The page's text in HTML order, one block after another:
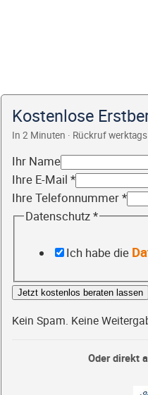
Kostenlose
In 2 Minuten · Rückruf
Ihr Name
Ihre E-Mail *
Ihre Telefonnummer*
Datenschutz*
Ich habe die
Jetzt kostenlos beraten lassen
Kein Spam. Keine
Oder direkt